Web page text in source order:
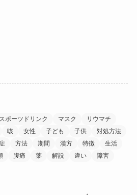
スポーツドリンク マスク
リウマチ
咳 女性 子ども 子供
対処方法
方法 期間 漢方 特徴
生活
腹痛 薬 解説 違い
障害